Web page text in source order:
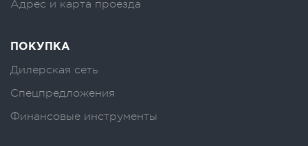
Адрес и карта проезда
ПОКУПКА
Дилерская сеть
Спецпредложения
Финансовые инструменты